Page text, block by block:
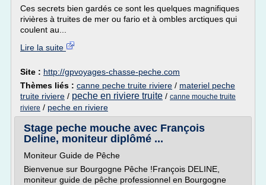
Ces secrets bien gardés ce sont les quelques magnifiques
rivières à truites de mer ou fario et à ombles arctiques qui
coulent au...
Lire la suite
Site : http://gpvoyages-chasse-peche.com
Thèmes liés : canne peche truite riviere / materiel peche
truite riviere / peche en riviere truite / canne mouche truite
riviere / peche en riviere
Stage peche mouche avec François
Deline, moniteur diplômé ...
Moniteur Guide de Pêche
Bienvenue sur Bourgogne Pêche !François DELINE,
moniteur guide de pêche professionnel en Bourgogne